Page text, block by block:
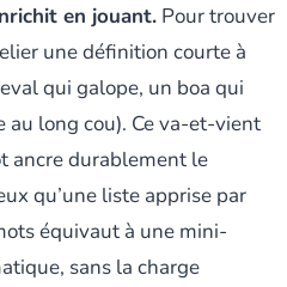
en jouant. Pour trouver
une définition courte à
qui galope, un boa qui
au long cou). Ce va-et-vient
ancre durablement le
qu’une liste apprise par
équivaut à une mini-
sans la charge